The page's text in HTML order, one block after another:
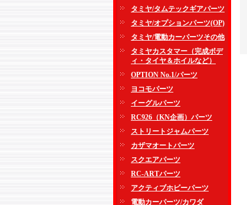
タミヤ/タムテックギアパーツ
タミヤ/オプションパーツ(OP)
タミヤ/電動カーパーツその他
タミヤカスタマー（完成ボデ
ィ・タイヤ＆ホイルなど）
OPTION No.1/パーツ
ヨコモパーツ
イーグルパーツ
RC926（KN企画）パーツ
ストリートジャムパーツ
カザマオートパーツ
スクエアパーツ
RC-ARTパーツ
アクティブホビーパーツ
電動カーパーツ/カワダ